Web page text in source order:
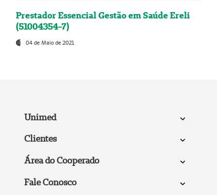
Prestador Essencial Gestão em Saúde Ereli
(51004354-7)
04 de Maio de 2021
Unimed
Clientes
Área do Cooperado
Fale Conosco